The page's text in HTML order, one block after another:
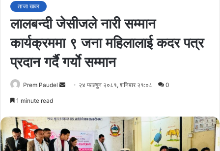
ताजा खबर
लालबन्दी जेसीजले नारी सम्मान
कार्यक्रममा ९ जना महिलालाई कदर पत्र
प्रदान गर्दै गर्याे सम्मान
Prem Paudel
Send २४ फाल्गुन २०८१, शनिबार २१:०८ 0
1 minute read